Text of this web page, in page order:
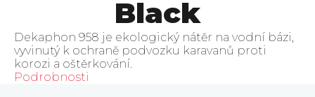
Black
Dekaphon 958 je ekologický nátěr na vodní bázi,
vyvinutý k ochraně podvozku karavanů proti
korozi a oštěrkování.
Podrobnosti